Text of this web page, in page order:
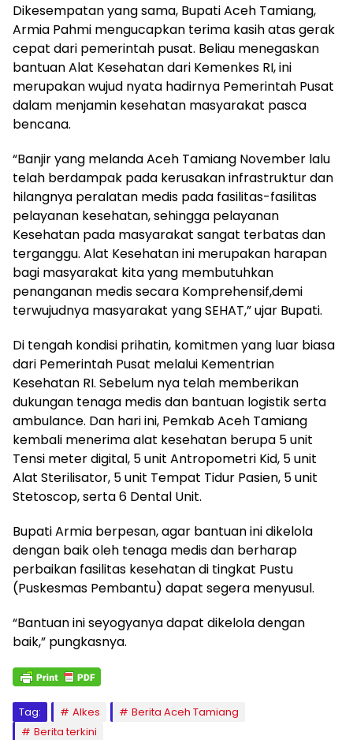
Dikesempatan yang sama, Bupati Aceh Tamiang,
Armia Pahmi mengucapkan terima kasih atas gerak
cepat dari pemerintah pusat. Beliau menegaskan
bantuan Alat Kesehatan dari Kemenkes RI, ini
merupakan wujud nyata hadirnya Pemerintah Pusat
dalam menjamin kesehatan masyarakat pasca
bencana.
“Banjir yang melanda Aceh Tamiang November lalu
telah berdampak pada kerusakan infrastruktur dan
hilangnya peralatan medis pada fasilitas-fasilitas
pelayanan kesehatan, sehingga pelayanan
Kesehatan pada masyarakat sangat terbatas dan
terganggu. Alat Kesehatan ini merupakan harapan
bagi masyarakat kita yang membutuhkan
penanganan medis secara Komprehensif,demi
terwujudnya masyarakat yang SEHAT,” ujar Bupati.
Di tengah kondisi prihatin, komitmen yang luar biasa
dari Pemerintah Pusat melalui Kementrian
Kesehatan RI. Sebelum nya telah memberikan
dukungan tenaga medis dan bantuan logistik serta
ambulance. Dan hari ini, Pemkab Aceh Tamiang
kembali menerima alat kesehatan berupa 5 unit
Tensi meter digital, 5 unit Antropometri Kid, 5 unit
Alat Sterilisator, 5 unit Tempat Tidur Pasien, 5 unit
Stetoscop, serta 6 Dental Unit.
Bupati Armia berpesan, agar bantuan ini dikelola
dengan baik oleh tenaga medis dan berharap
perbaikan fasilitas kesehatan di tingkat Pustu
(Puskesmas Pembantu) dapat segera menyusul.
“Bantuan ini seyogyanya dapat dikelola dengan
baik,” pungkasnya.
Tag: Alkes
Berita Aceh Tamiang
Berita terkini